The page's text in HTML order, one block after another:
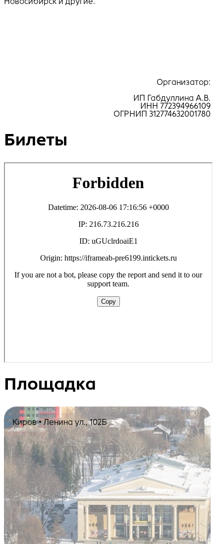
Организатор:
ИП Габдуллина А.В.
ИНН 772394966109
ОГРНИП 312774632001780
Билеты
Площадка
Киров • Ленина ул., 102Б